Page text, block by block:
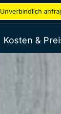
Unverbindlich
Kosten &